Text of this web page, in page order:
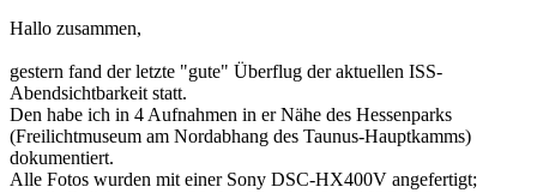
Hallo zusammen,
gestern fand der letzte "gute" Überflug der aktuellen ISS-
Abendsichtbarkeit statt.
Den habe ich in 4 Aufnahmen in er Nähe des Hessenparks
(Freilichtmuseum am Nordabhang des Taunus-Hauptkamms)
dokumentiert.
Alle Fotos wurden mit einer Sony DSC-HX400V angefertigt;